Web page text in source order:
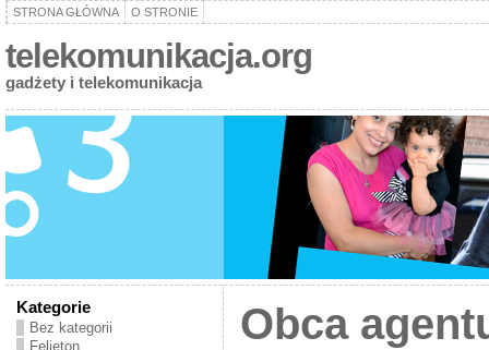
STRONA GŁÓWNA O STRONIE
telekomunikacja.org
gadżety i telekomunikacja
Kategorie
Bez kategorii
Felieton
Obca